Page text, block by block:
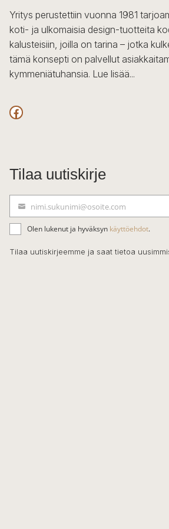
Yritys perustettiin vuonna 1981
koti- ja ulkomaisia design-tuotteita
kalusteisiin, joilla on tarina – jotka
tämä konsepti on palvellut
kymmeniätuhansia. Lue lisää...
Facebook
Tilaa uutiskirje
ä
h
k
nimi.sukunimi@osoite.com
Olen lukenut ja hyväksyn käyttöehdot.
Tilaa uutiskirjeemme ja saat tietoa